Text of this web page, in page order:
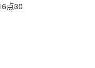
点30